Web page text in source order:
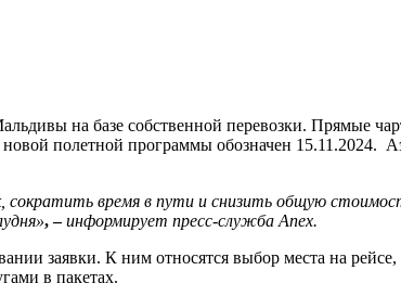
на базе собственной перевозки. Прямые
полетной программы обозначен
сократить время в пути и снизить общую
», –информирует пресс-служба Anex.
заявки. К ним относятся выбор места на
в пакетах.